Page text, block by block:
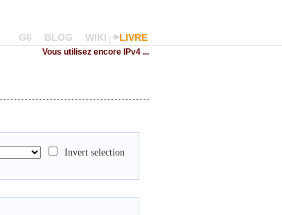
G6 BLOG WIKI LIVRE
Vous utilisez encore IPv4 ...
Invert selection